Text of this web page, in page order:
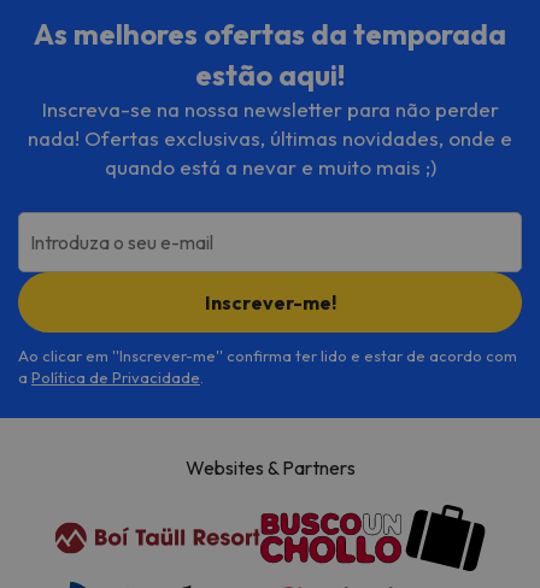
As melhores ofertas da temporada
estão aqui!
Inscreva-se na nossa newsletter para não perder
nada! Ofertas exclusivas, últimas novidades, onde e
quando está a nevar e muito mais ;)
Introduza o seu e-mail
Inscrever-me!
Ao clicar em ''Inscrever-me'' confirma ter lido e estar de acordo com
a Política de Privacidade
Websites & Partners